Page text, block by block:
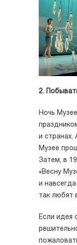
2.
Ночь
и странах.
Музее
Затем, в
«Весну
и
так любят
Если идея